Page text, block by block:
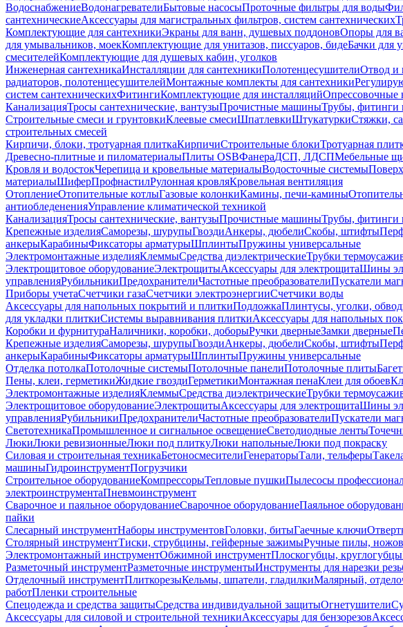
ВодоснабжениеВодонагревателиБытовые насосыПроточные фильтры для воды
сантехническиеАксессуары для магистральных фильтров, систем сантехнических
Комплектующие для сантехникиЭкраны для ванн, душевых поддоновОпоры для
для умывальников, моекКомплектующие для унитазов, писсуаров, бидеБачки для
смесителейКомплектующие для душевых кабин, уголков
Инженерная сантехникаИнсталляции для сантехникиПолотенцесушителиОтвод и
радиаторов, полотенцесушителейМонтажные комплекты для сантехники
систем сантехническихФитингиКомплектующие для инсталляцийОпрессовочные
КанализацияТросы сантехнические, вантузыПрочистные машиныТрубы, фитинги
Строительные смеси и грунтовкиКлеевые смесиШпатлевкиШтукатуркиСтяжки,
строительных смесей
Кирпичи, блоки, тротуарная плиткаКирпичиСтроительные блокиТротуарная
Древесно-плитные и пиломатериалыПлиты OSBФанераДСП, ЛДСПМебельные
Кровля и водостокЧерепица и кровельные материалыВодосточные системы
материалыШиферПрофнастилРулонная кровляКровельная вентиляция
ОтоплениеОтопительные котлыГазовые колонкиКамины, печи-камины
антиобледененияУправление климатической техникой
КанализацияТросы сантехнические, вантузыПрочистные машиныТрубы, фитинги
Крепежные изделияСаморезы, шурупыГвоздиАнкеры, дюбелиСкобы, штифты
анкерыКарабиныФиксаторы арматурыШплинтыПружины универсальные
Электромонтажные изделияКлеммыСредства диэлектрическиеТрубки
Электрощитовое оборудованиеЭлектрощитыАксессуары для электрощитаШины
управленияРубильникиПредохранителиЧастотные преобразователиПускатели
Приборы учетаСчетчики газаСчетчики электроэнергииСчетчики воды
Аксессуары для напольных покрытий и плиткиПодложкаПлинтусы, уголки,
для укладки плиткиСистемы выравнивания плиткиАксессуары для напольных
Коробки и фурнитураНаличники, коробки, доборыРучки дверныеЗамки дверные
Крепежные изделияСаморезы, шурупыГвоздиАнкеры, дюбелиСкобы, штифты
анкерыКарабиныФиксаторы арматурыШплинтыПружины универсальные
Отделка потолкаПотолочные системыПотолочные панелиПотолочные плиты
Пены, клеи, герметикиЖидкие гвоздиГерметикиМонтажная пенаКлеи для обоев
Электромонтажные изделияКлеммыСредства диэлектрическиеТрубки
Электрощитовое оборудованиеЭлектрощитыАксессуары для электрощитаШины
управленияРубильникиПредохранителиЧастотные преобразователиПускатели
СветотехникаПромышленное и сигнальное освещениеСветодиодные ленты
ЛюкиЛюки ревизионныеЛюки под плиткуЛюки напольныеЛюки под покраску
Силовая и строительная техникаБетоносмесителиГенераторыТали, тельферы
машиныГидроинструментПогрузчики
Строительное оборудованиеКомпрессорыТепловые пушкиПылесосы
электроинструментаПневмоинструмент
Сварочное и паяльное оборудованиеСварочное оборудованиеПаяльное
пайки
Слесарный инструментНаборы инструментовГоловки, битыГаечные ключи
Столярный инструментТиски, струбцины, гейферные зажимыРучные пилы,
Электромонтажный инструментОбжимной инструментПлоскогубцы, круглогубцы
Разметочный инструментРазметочные инструментыИнструменты для нарезки
Отделочный инструментПлиткорезыКельмы, шпатели, гладилкиМалярный,
работПленки строительные
Спецодежда и средства защитыСредства индивидуальной защитыОгнетушители
Аксессуары для силовой и строительной техникиАксессуары для бензорезов